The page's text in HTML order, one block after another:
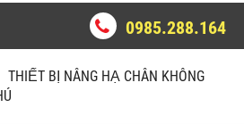
0985.288.164
THIẾT BỊ NÂNG HẠ CHÂN KHÔNG